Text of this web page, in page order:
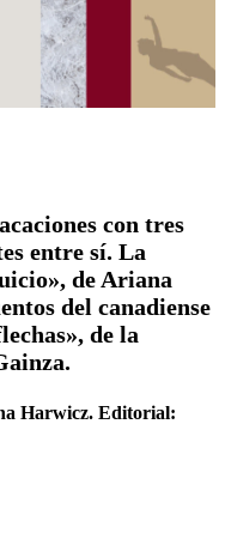
con tres
entre sí. La
de Ariana
del canadiense
de la
Harwicz. Editorial: